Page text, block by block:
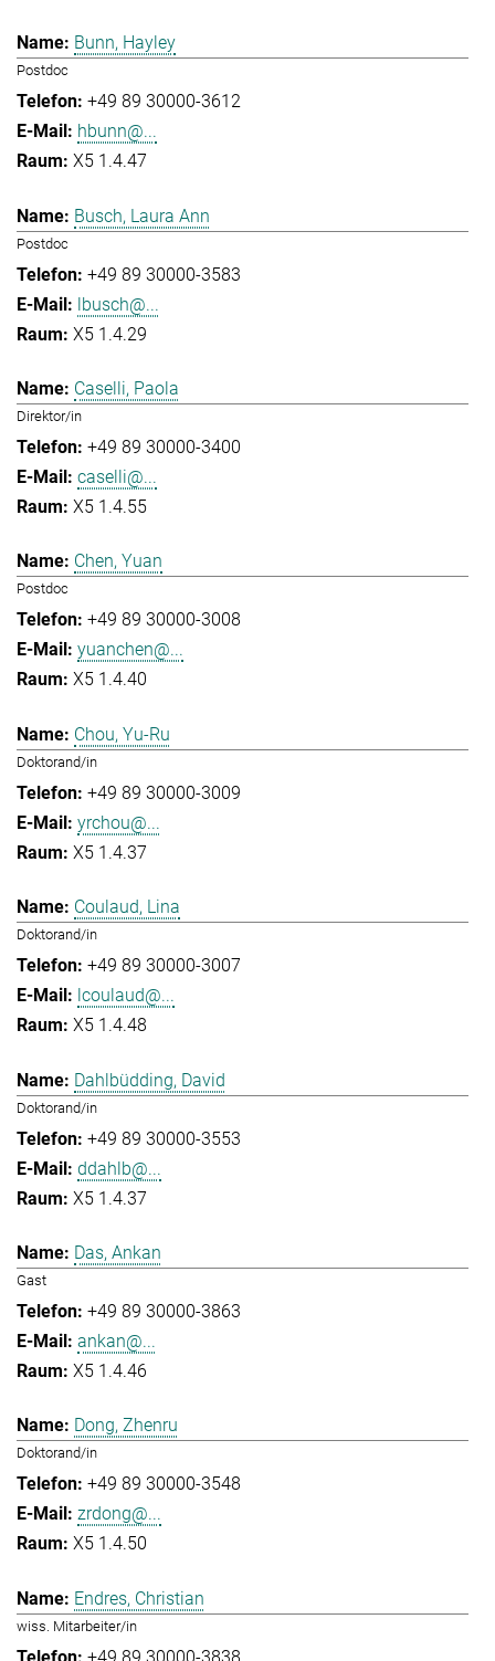
Bunn, Hayley
Postdoc
+49 89 30000-3612
hbunn@...
X5 1.4.47
Busch, Laura Ann
Postdoc
+49 89 30000-3583
lbusch@...
X5 1.4.29
Caselli, Paola
Direktor/in
+49 89 30000-3400
caselli@...
X5 1.4.55
Chen, Yuan
Postdoc
+49 89 30000-3008
yuanchen@...
X5 1.4.40
Chou, Yu-Ru
Doktorand/in
+49 89 30000-3009
yrchou@...
X5 1.4.37
Coulaud, Lina
Doktorand/in
+49 89 30000-3007
lcoulaud@...
X5 1.4.48
Dahlbüdding, David
Doktorand/in
+49 89 30000-3553
ddahlb@...
X5 1.4.37
Das, Ankan
Gast
+49 89 30000-3863
ankan@...
X5 1.4.46
Dong, Zhenru
Doktorand/in
+49 89 30000-3548
zrdong@...
X5 1.4.50
Endres, Christian
wiss. Mitarbeiter/in